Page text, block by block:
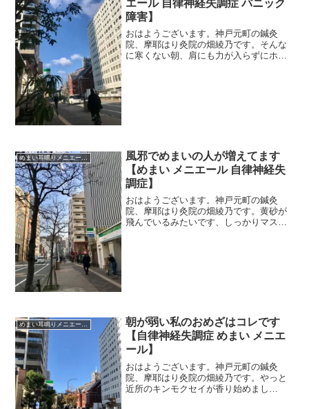
エール 自律神経失調症 パニック
障害】
おはようございます。神戸元町の鍼灸
院、摩耶はり灸院の畑綾乃です。そんな
に寒くない朝、肩にも力が入らずにホッ
風邪でめまいの人が増えてます
【めまい メニエール 自律神経失
調症】
おはようございます。神戸元町の鍼灸
院、摩耶はり灸院の畑綾乃です。黄砂が
飛んでいるみたいです、しっかりマスク
朝が弱い私のおめざはコレです
【自律神経失調症 めまい メニエ
ール】
おはようございます。神戸元町の鍼灸
院、摩耶はり灸院の畑綾乃です。やっと
近所のキンモクセイが香り始めまし